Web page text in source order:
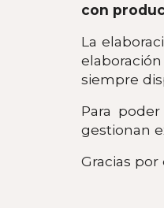
con
La
siempre
Para
gestionan
Gracias